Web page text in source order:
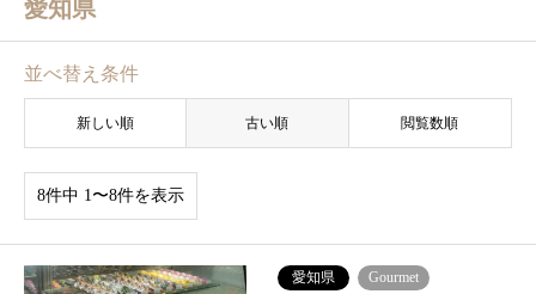
愛知県
並べ替え条件
新しい順 古い順 閲覧数順
8件中 1〜8件を表示
愛知県 Gourmet